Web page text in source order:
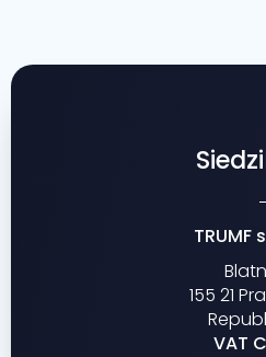
TRUMF
155 21
VAT